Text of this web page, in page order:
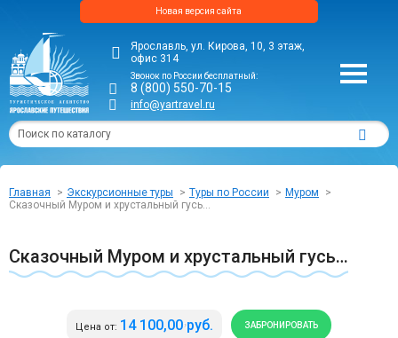
Новая версия сайта
Ярославль, ул. Кирова, 10, 3 этаж,
офис 314
Звонок по России бесплатный:
8 (800) 550-70-15
info@yartravel.ru
Главная Экскурсионные туры Туры по России
Муром
Сказочный Муром и хрустальный гусь…
Сказочный Муром и хрустальный гусь…
Цена от: 14 100,00 руб. ЗАБРОНИРОВАТЬ